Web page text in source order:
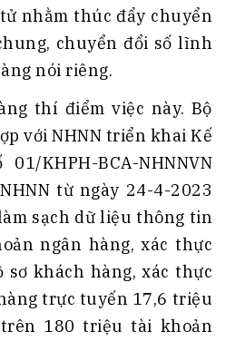
nhằm thúc đẩy chuyển
chuyển đổi số lĩnh
nói riêng.
thí điểm việc này. Bộ
với NHNN triển khai Kế
KHPH-BCA-NHNNVN
từ ngày 24-4-2023
sạch dữ liệu thông tin
ngân hàng, xác thực
khách hàng, xác thực
trực tuyến 17,6 triệu
180 triệu tài khoản